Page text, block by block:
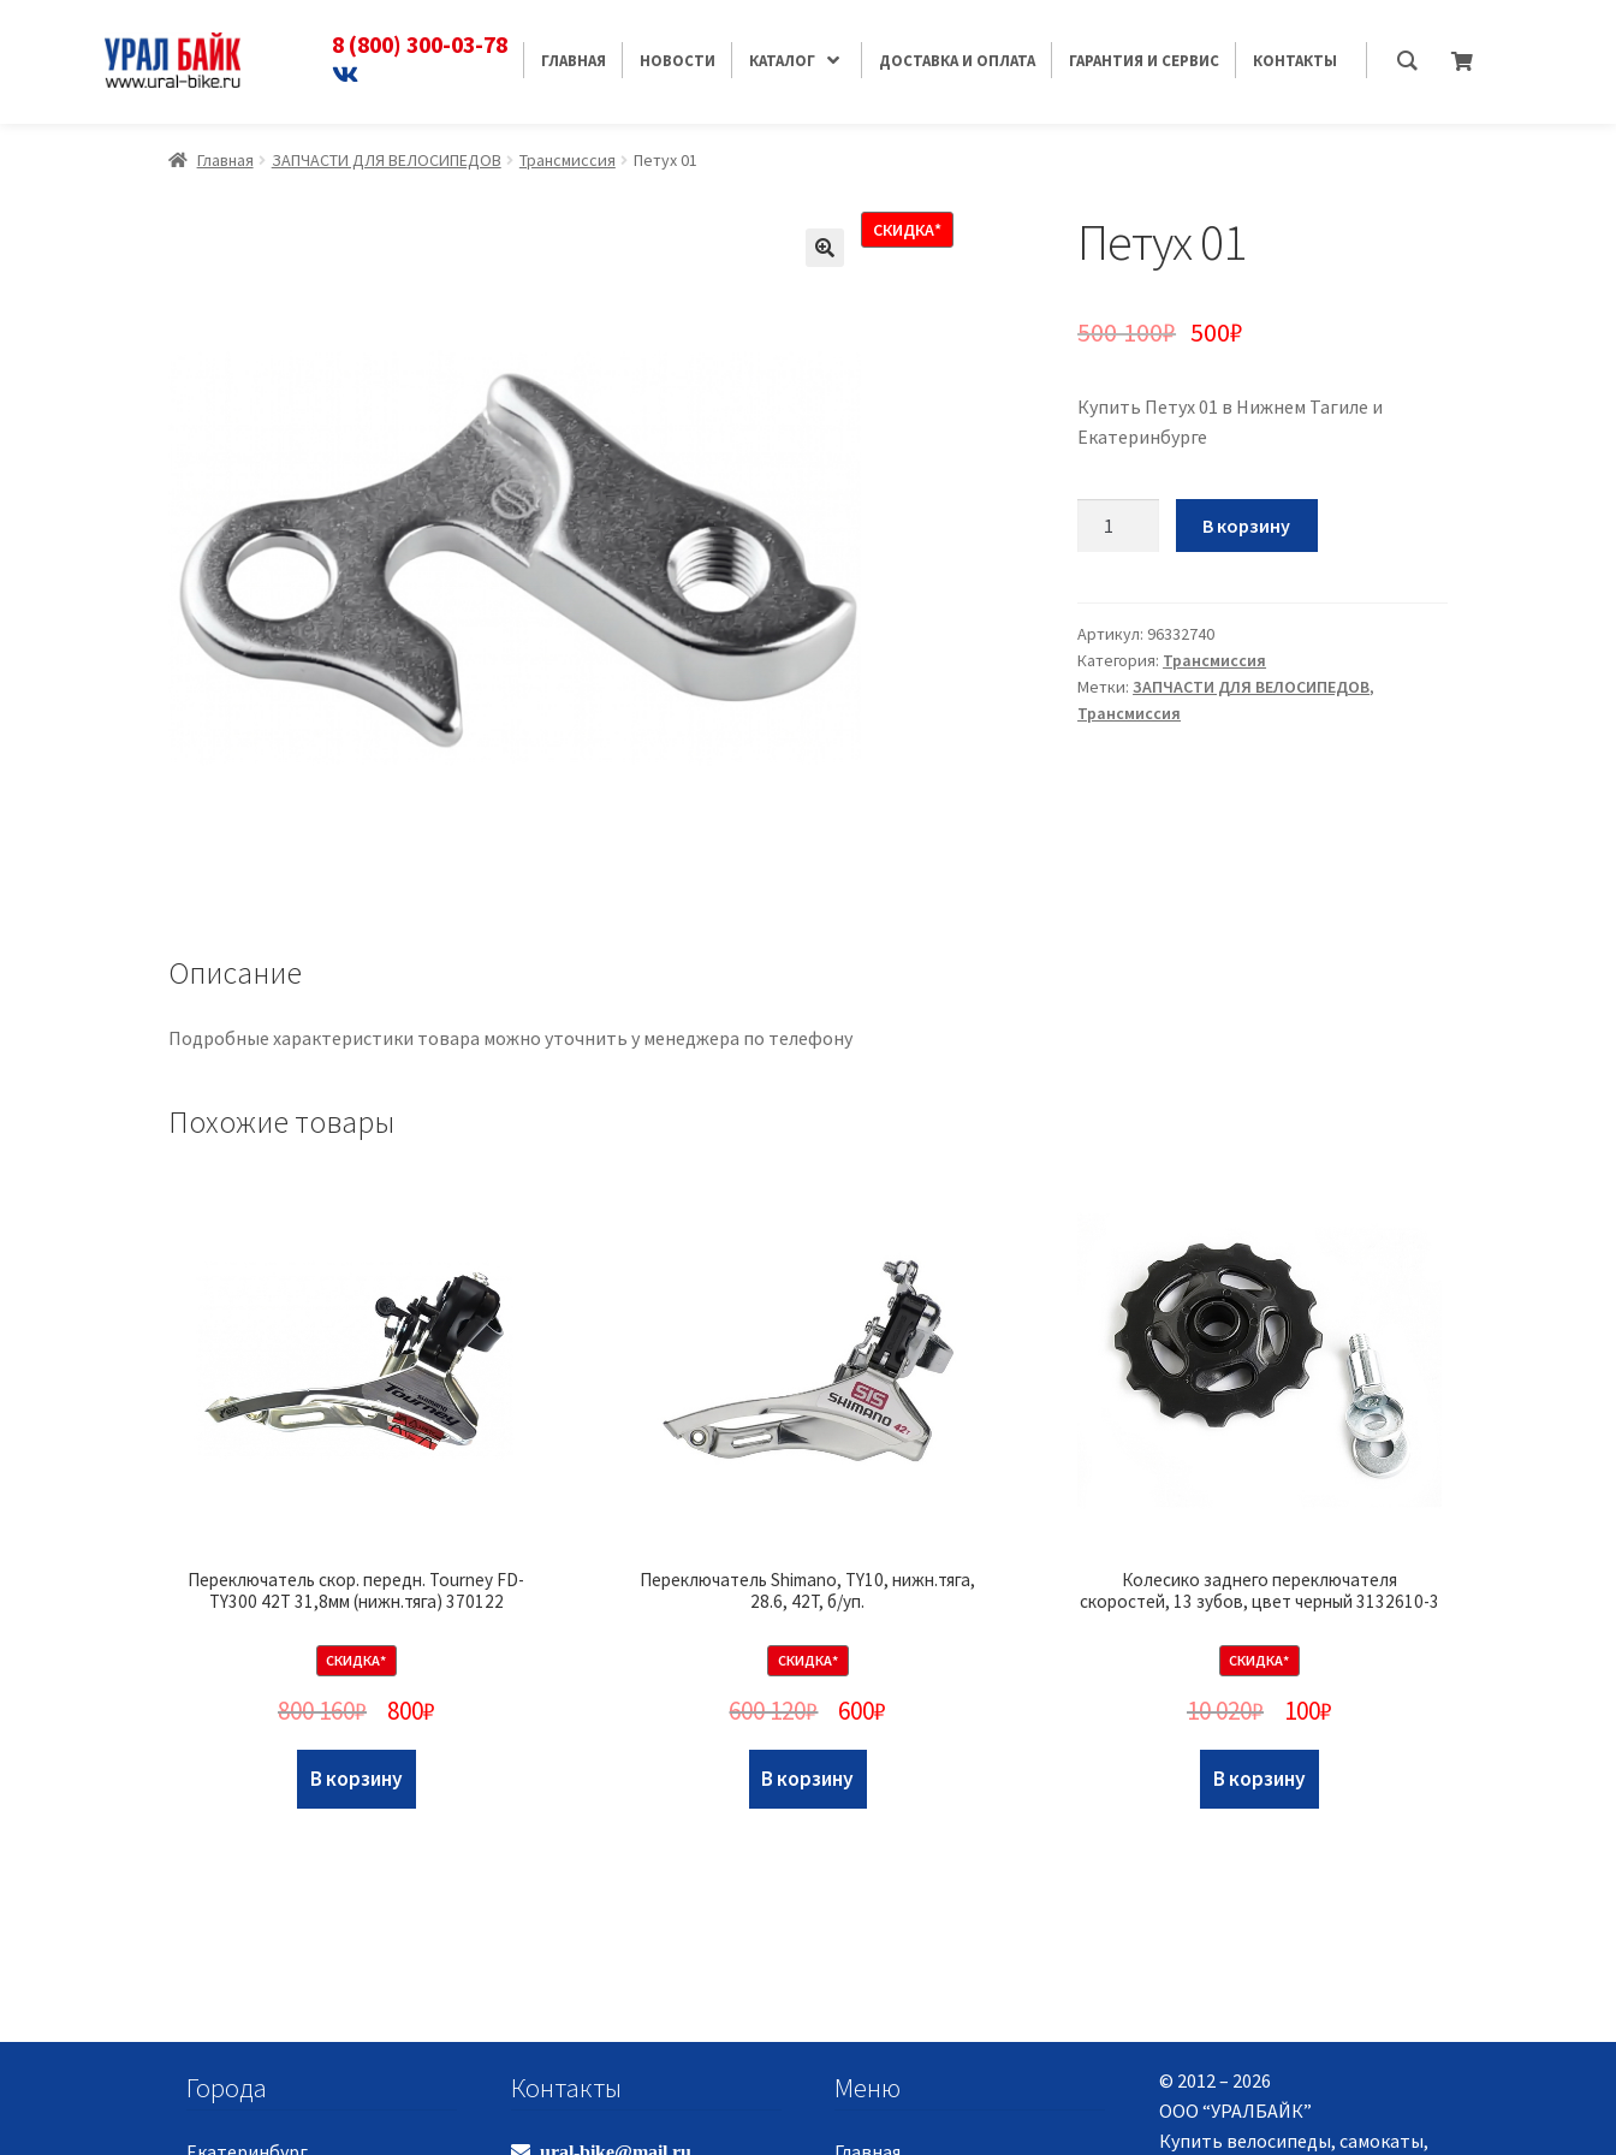
8 (800) 300-03-78
ГЛАВНАЯ НОВОСТИ КАТАЛОГ ДОСТАВКА И ОПЛАТА ГАРАНТИЯ И СЕРВИС КОНТАКТЫ
Перейти
к
Перейти
к
Главная ЗАПЧАСТИ ДЛЯ ВЕЛОСИПЕДОВ Трансмиссия Петух 01
СКИДКА* Петух 01
500 100₽ 500₽
Купить Петух 01 в Нижнем Тагиле и
Екатеринбурге
В корзину
Артикул: 96332740
Категория: Трансмиссия
Метки:ЗАПЧАСТИ ДЛЯ ВЕЛОСИПЕДОВ,
Трансмиссия
Описание
Подробные характеристики товара можно уточнить у менеджера по телефону
Похожие товары
Переключатель скор. передн. Tourney FD-
TY300 42T 31,8мм (нижн.тяга) 370122
СКИДКА*
800 160₽ 800₽
В корзину
Переключатель Shimano, TY10, нижн.тяга,
28.6, 42T, б/уп.
СКИДКА*
600 120₽ 600₽
В корзину
Колесико заднего переключателя
скоростей, 13 зубов, цвет черный 3132610-3
СКИДКА*
10 020₽ 100₽
В корзину
Города Контакты Меню
© 2012 – 2026
ООО “УРАЛБАЙК”
Купить велосипеды, самокаты,